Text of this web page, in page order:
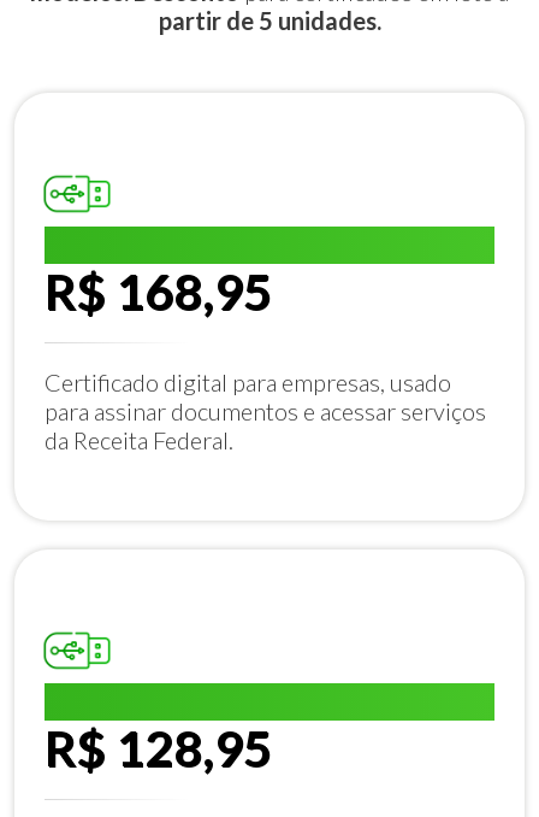
partir de 5 unidades.
R$ 168,95
Certificado digital para empresas, usado
para assinar documentos e acessar serviços
da Receita Federal.
R$ 128,95